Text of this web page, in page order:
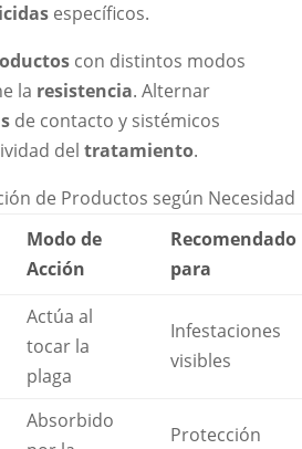
específicos.
con distintos modos
la resistencia. Alternar
de contacto y sistémicos
del tratamiento.
de Productos según Necesidad
Modo de
Acción
Recomendado
para
Actúa al
tocar la
plaga
Infestaciones
visibles
Absorbido
Protección